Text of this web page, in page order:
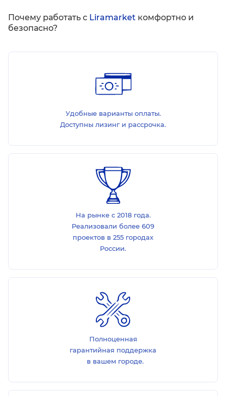
Почему работать с Liramarket комфортно и
безопасно?
Удобные варианты оплаты.
Доступны лизинг и рассрочка.
На рынке с 2018 года.
Реализовали более 609
проектов в 255 городах
России.
Полноценная
гарантийная поддержка
в вашем городе.